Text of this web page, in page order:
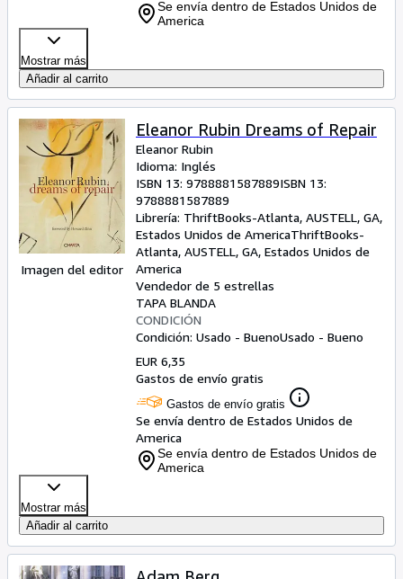
Se envía dentro de Estados Unidos de
America
Mostrar más
Añadir al carrito
Imagen del editor
Eleanor Rubin Dreams of Repair
Eleanor Rubin
Idioma: Inglés
ISBN 13: 9788881587889ISBN 13:
9788881587889
Librería: ThriftBooks-Atlanta, AUSTELL, GA,
Estados Unidos de AmericaThriftBooks-
Atlanta, AUSTELL, GA, Estados Unidos de
America
Vendedor de 5 estrellas
TAPA BLANDA
CONDICIÓN
Condición: Usado - BuenoUsado - Bueno
EUR 6,35
Gastos de envío gratis
Gastos de envío gratis
Se envía dentro de Estados Unidos de
America
Se envía dentro de Estados Unidos de
America
Mostrar más
Añadir al carrito